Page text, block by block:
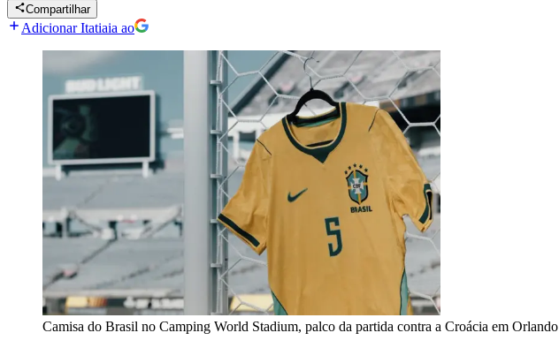
Compartilhar
Adicionar Itatiaia ao
Camisa do Brasil no Camping World Stadium, palco da partida contra a Croácia em Orlando